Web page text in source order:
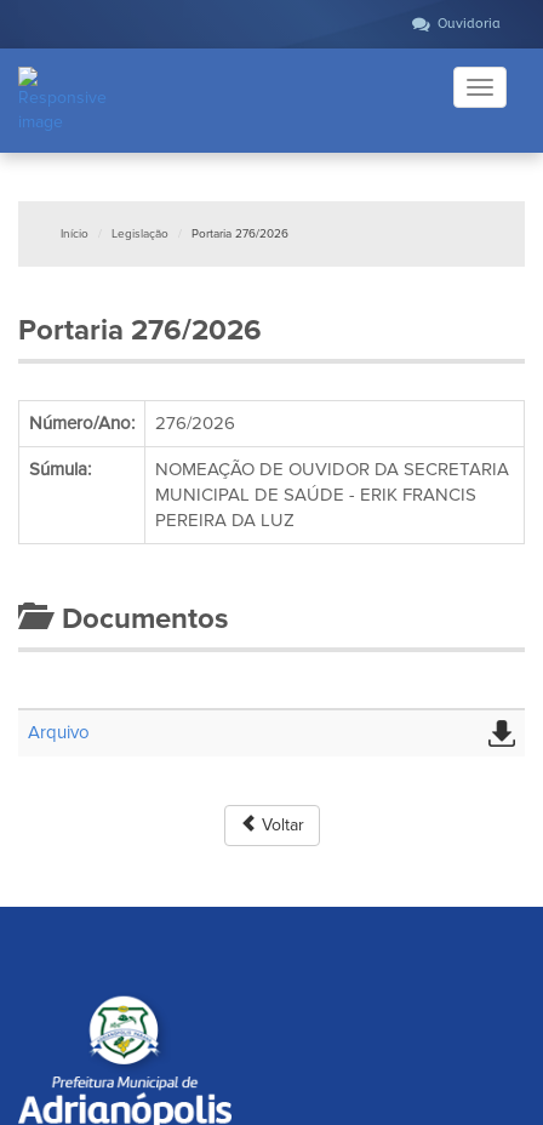
Ouvidoria
Toggle
Início Legislação Portaria 276/2026
Portaria 276/2026
Número/Ano: 276/2026
Súmula:
NOMEAÇÃO DE OUVIDOR DA SECRETARIA
MUNICIPAL DE SAÚDE - ERIK FRANCIS
PEREIRA DA LUZ
Documentos
Arquivo
Voltar